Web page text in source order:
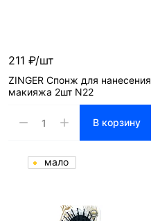
211 ₽/шт
ZINGER Спонж для нанесения
макияжа 2шт N22
В корзину
мало